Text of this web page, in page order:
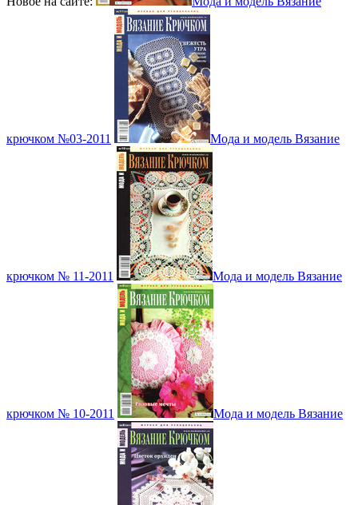
крючком №03-2011 Мода и модель Вязание
крючком № 11-2011 Мода и модель Вязание
крючком № 10-2011 Мода и модель Вязание